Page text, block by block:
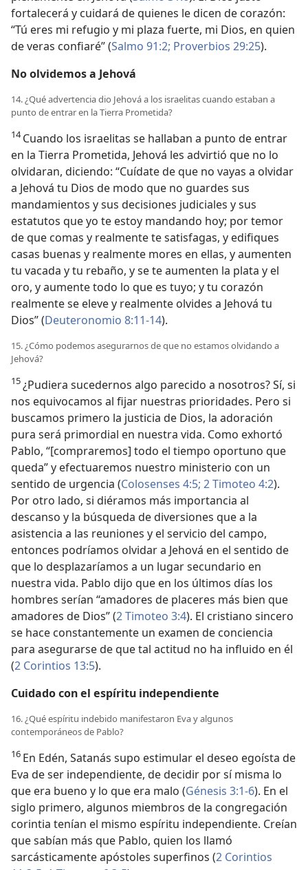
fortalecerá y cuidará de quienes le dicen de corazón:
“Tú eres mi refugio y mi plaza fuerte, mi Dios, en quien
de veras confiaré” (Salmo 91:2; Proverbios 29:25).
No olvidemos a Jehová
14. ¿Qué advertencia dio Jehová a los israelitas cuando estaban a
punto de entrar en la Tierra Prometida?
14Cuando los israelitas se hallaban a punto de entrar
en la Tierra Prometida, Jehová les advirtió que no lo
olvidaran, diciendo: “Cuídate de que no vayas a olvidar
a Jehová tu Dios de modo que no guardes sus
mandamientos y sus decisiones judiciales y sus
estatutos que yo te estoy mandando hoy; por temor
de que comas y realmente te satisfagas, y edifiques
casas buenas y realmente mores en ellas, y aumenten
tu vacada y tu rebaño, y se te aumenten la plata y el
oro, y aumente todo lo que es tuyo; y tu corazón
realmente se eleve y realmente olvides a Jehová tu
Dios” (Deuteronomio 8:11-14).
15. ¿Cómo podemos asegurarnos de que no estamos olvidando a
Jehová?
15¿Pudiera sucedernos algo parecido a nosotros? Sí, si
nos equivocamos al fijar nuestras prioridades. Pero si
buscamos primero la justicia de Dios, la adoración
pura será primordial en nuestra vida. Como exhortó
Pablo, “[compraremos] todo el tiempo oportuno que
queda” y efectuaremos nuestro ministerio con un
sentido de urgencia (Colosenses 4:5; 2 Timoteo 4:2).
Por otro lado, si diéramos más importancia al
descanso y la búsqueda de diversiones que a la
asistencia a las reuniones y el servicio del campo,
entonces podríamos olvidar a Jehová en el sentido de
que lo desplazaríamos a un lugar secundario en
nuestra vida. Pablo dijo que en los últimos días los
hombres serían “amadores de placeres más bien que
amadores de Dios” (2 Timoteo 3:4). El cristiano sincero
se hace constantemente un examen de conciencia
para asegurarse de que tal actitud no ha influido en él
(2 Corintios 13:5).
Cuidado con el espíritu independiente
16. ¿Qué espíritu indebido manifestaron Eva y algunos
contemporáneos de Pablo?
16 En Edén, Satanás supo estimular el deseo egoísta de
Eva de ser independiente, de decidir por sí misma lo
que era bueno y lo que era malo (Génesis 3:1-6). En el
siglo primero, algunos miembros de la congregación
corintia tenían el mismo espíritu independiente. Creían
que sabían más que Pablo, quien los llamó
sarcásticamente apóstoles superfinos (2 Corintios